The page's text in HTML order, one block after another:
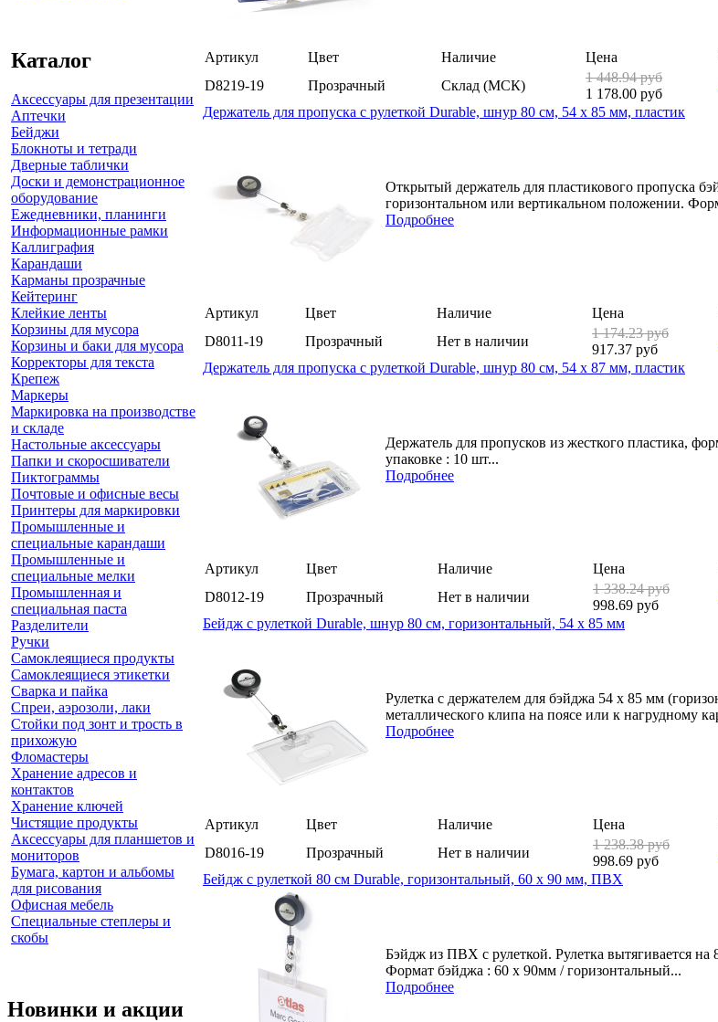
Каталог
Аксессуары для презентации
Аптечки
Бейджи
Блокноты и тетради
Дверные таблички
Доски и демонстрационное
оборудование
Ежедневники, планинги
Информационные рамки
Каллиграфия
Карандаши
Карманы прозрачные
Кейтеринг
Клейкие ленты
Корзины для мусора
Корзины и баки для мусора
Корректоры для текста
Крепеж
Маркеры
Маркировка на производстве
и складе
Настольные аксессуары
Папки и скоросшиватели
Пиктограммы
Почтовые и офисные весы
Принтеры для маркировки
Промышленные и
специальные карандаши
Промышленные и
специальные мелки
Промышленная и
специальная паста
Разделители
Ручки
Самоклеящиеся продукты
Самоклеящиеся этикетки
Сварка и пайка
Спреи, аэрозоли, лаки
Стойки под зонт и трость в
прихожую
Фломастеры
Хранение адресов и
контактов
Хранение ключей
Чистящие продукты
Аксессуары для планшетов и
мониторов
Бумага, картон и альбомы
для рисования
Офисная мебель
Специальные степлеры и
скобы
Новинки и акции
Артикул Цвет Наличие Цена
D8219-19
Прозрачный Склад (МСК)
1 448.94 руб
1 178.00 руб
Держатель для пропуска с рулеткой Durable, шнур 80 см, 54 x 85 мм, пластик
Открытый держатель для пластикового пропуска
горизонтальном или вертикальном положении.
Подробнее
Артикул Цвет Наличие Цена
D8011-19
Прозрачный Нет в наличии
1 174.23 руб
917.37 руб
Держатель для пропуска с рулеткой Durable, шнур 80 см, 54 x 87 мм, пластик
Держатель для пропусков из жесткого пластика,
упаковке : 10 шт...
Подробнее
Артикул Цвет Наличие Цена
D8012-19
Прозрачный Нет в наличии
1 338.24 руб
998.69 руб
Бейдж с рулеткой Durable, шнур 80 см, горизонтальный, 54 х 85 мм
Рулетка с держателем для бэйджа 54 х 85 мм
металлического клипа на поясе или к нагрудному
Подробнее
Артикул Цвет Наличие Цена
D8016-19
Прозрачный Нет в наличии
1 238.38 руб
998.69 руб
Бейдж с рулеткой 80 см Durable, горизонтальный, 60 x 90 мм, ПВХ
Бэйдж из ПВХ с рулеткой. Рулетка вытягивается
Формат бэйджа : 60 x 90мм / горизонтальный...
Подробнее